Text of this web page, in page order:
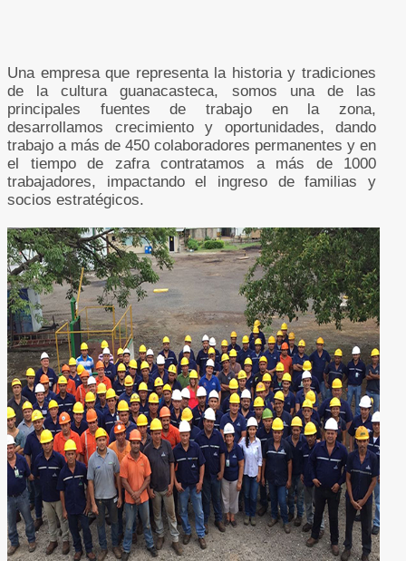
Una empresa que representa la historia y tradiciones
de la cultura guanacasteca, somos una de las
principales fuentes de trabajo en la zona,
desarrollamos crecimiento y oportunidades, dando
trabajo a más de 450 colaboradores permanentes y en
el tiempo de zafra contratamos a más de 1000
trabajadores, impactando el ingreso de familias y
socios estratégicos.